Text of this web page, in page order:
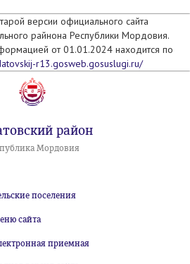
версии официального сайта
райнона Республики Мордовия.
от 01.01.2024 находится по
r13.gosweb.gosuslugi.ru/
район
Мордовия
поселения
сайта
приемная